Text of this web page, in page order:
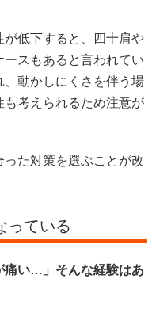
が低下すると、四十肩や
スもあると言われてい
、動かしにくさを伴う場
考えられるため注意が
た対策を選ぶことが改
っている
痛い…」そんな経験はあ